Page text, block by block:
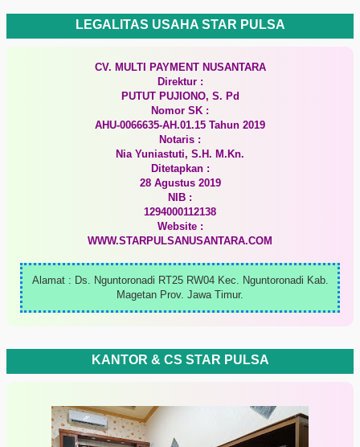
LEGALITAS USAHA STAR PULSA
CV. MULTI PAYMENT NUSANTARA
Direktur :
PUTUT PUJIONO, S. Pd
Nomor SK :
AHU-0066635-AH.01.15 Tahun 2019
Notaris :
Nia Yuniastuti, S.H. M.Kn.
Ditetapkan :
28 Agustus 2019
NIB :
1294000112138
Website :
WWW.STARPULSANUSANTARA.COM
Alamat : Ds. Nguntoronadi RT25 RW04 Kec. Nguntoronadi Kab.
Magetan Prov. Jawa Timur.
KANTOR & CS STAR PULSA